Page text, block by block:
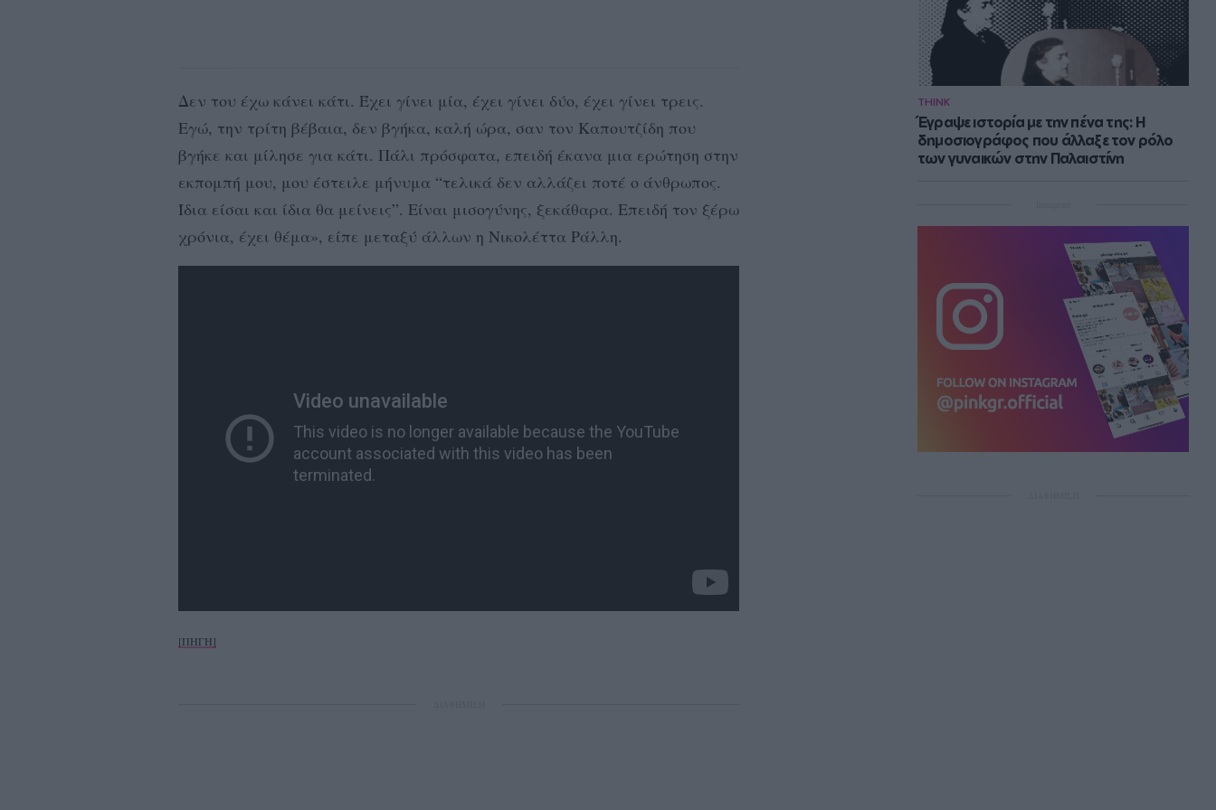
THINK
Έγραψε ιστορία με την πένα της: Η
δημοσιογράφος που άλλαξε τον ρόλο
των γυναικών στην Παλαιστίνη
Δεν του έχω κάνει κάτι. Έχει γίνει μία, έχει γίνει δύο, έχει γίνει τρεις.
Εγώ, την τρίτη βέβαια, δεν βγήκα, καλή ώρα, σαν τον Καπουτζίδη που
βγήκε και μίλησε για κάτι. Πάλι πρόσφατα, επειδή έκανα μια ερώτηση στην
εκπομπή μου, μου έστειλε μήνυμα “τελικά δεν αλλάζει ποτέ ο άνθρωπος.
Ίδια είσαι και ίδια θα μείνεις”. Είναι μισογύνης, ξεκάθαρα. Επειδή τον ξέρω
χρόνια, έχει θέμα», είπε μεταξύ άλλων η Νικολέττα Ράλλη.
[ΠΗΓΗ]